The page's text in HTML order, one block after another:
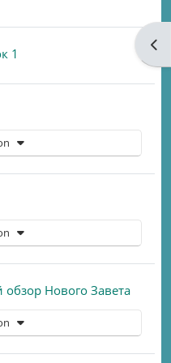
1
Нового ЗаветаLesson